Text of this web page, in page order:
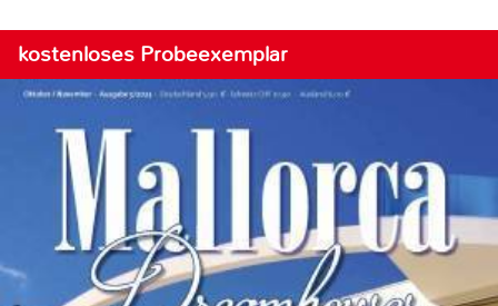
kostenloses Probeexemplar